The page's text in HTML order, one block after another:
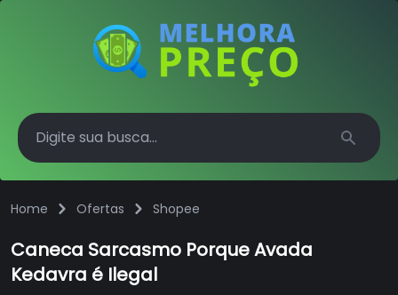
Search
Home Ofertas Shopee
Caneca Sarcasmo Porque Avada
Kedavra é Ilegal